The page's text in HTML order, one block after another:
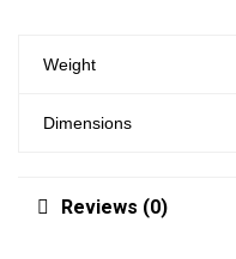
Weight
Dimensions
Reviews (0)